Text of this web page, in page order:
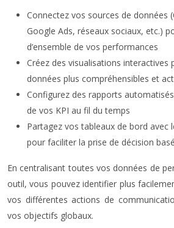
Connectez vos sources de données
Google Ads, réseaux sociaux, etc.)
d’ensemble de vos performances
Créez des visualisations interactives
données plus compréhensibles et
Configurez des rapports
de vos KPI au fil du temps
Partagez vos tableaux de bord avec
pour faciliter la prise de décision
En centralisant toutes vos données de
outil, vous pouvez identifier plus
vos différentes actions de
vos objectifs globaux.